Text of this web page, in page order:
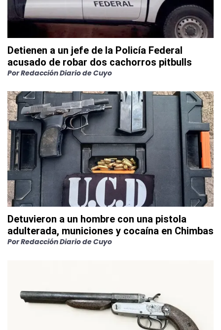
Detienen a un jefe de la Policía Federal
acusado de robar dos cachorros pitbulls
PorRedacción Diario de Cuyo
Detuvieron a un hombre con una pistola
adulterada, municiones y cocaína en Chimbas
PorRedacción Diario de Cuyo